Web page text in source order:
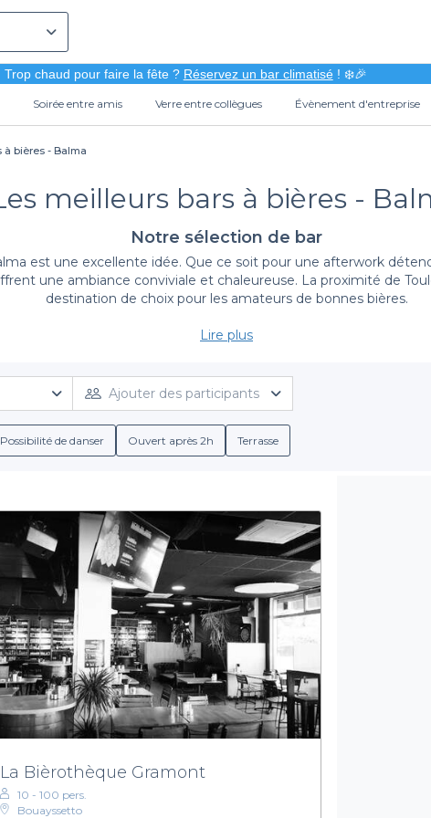
Trop chaud pour faire la fête ? Réservez un bar climatisé! ❄️🎉
Soirée entre amis Verre entre collègues Évènement d'entreprise
à bières - Balma
meilleurs bars à bières -
Notre sélection de bar
est une excellente idée. Que ce soit pour une afterwork
une ambiance conviviale et chaleureuse. La proximité de
destination de choix pour les amateurs de bonnes bières.
été aussi simple. Notre plateforme vous permet de découvrir
intemporels ou des nouveautés, vous trouverez tout ce
que les conditions de réservation, les menus de groupe, et les
les meilleures offres à portée de main.
gamme de services qui répondent à toutes vos envies. Que
le lieu qui vous correspond le mieux. Avec une multitude de
apéritives, nous vous assurons une expérience mémorable
à Balma. Faites le premier pas vers l'organisation de votre
dès maintenant avec Privateaser et offrez-vous un
Lire plus
Ajouter des participants
Possibilité de danser Ouvert après 2h Terrasse
La Bièrothèque Gramont
10 - 100 pers.
Bouayssetto